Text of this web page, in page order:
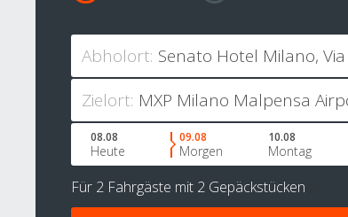
Abholort:
Zielort:
08.08
Heute
09.08
Morgen
10.08
Montag
Für 2 Fahrgäste mit 2 Gepäckstücken